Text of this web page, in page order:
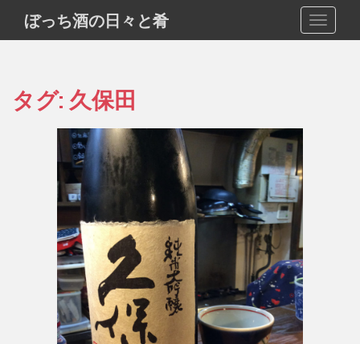
i
ぼっち酒の日々と肴
タグ: 久保田